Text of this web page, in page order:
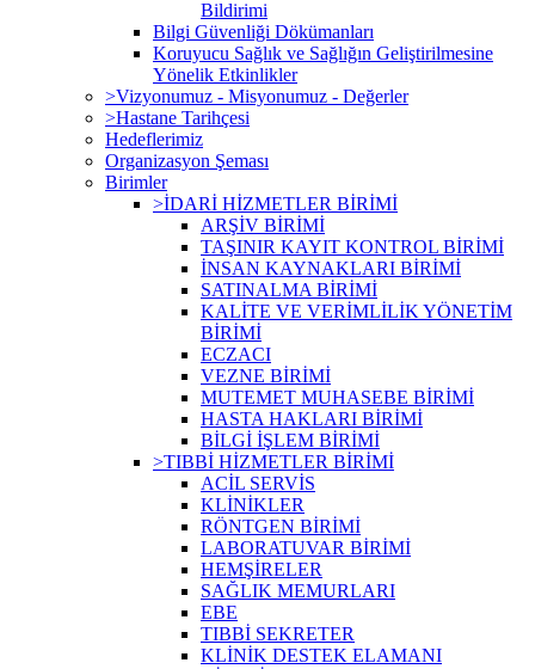
Bildirimi
Bilgi Güvenliği Dökümanları
Koruyucu Sağlık ve Sağlığın Geliştirilmesine
Yönelik Etkinlikler
>Vizyonumuz - Misyonumuz - Değerler
>Hastane Tarihçesi
Hedeflerimiz
Organizasyon Şeması
Birimler
>İDARİ HİZMETLER BİRİMİ
ARŞİV BİRİMİ
TAŞINIR KAYIT KONTROL BİRİMİ
İNSAN KAYNAKLARI BİRİMİ
SATINALMA BİRİMİ
KALİTE VE VERİMLİLİK YÖNETİM
BİRİMİ
ECZACI
VEZNE BİRİMİ
MUTEMET MUHASEBE BİRİMİ
HASTA HAKLARI BİRİMİ
BİLGİ İŞLEM BİRİMİ
>TIBBİ HİZMETLER BİRİMİ
ACİL SERVİS
KLİNİKLER
RÖNTGEN BİRİMİ
LABORATUVAR BİRİMİ
HEMŞİRELER
SAĞLIK MEMURLARI
EBE
TIBBİ SEKRETER
KLİNİK DESTEK ELAMANI